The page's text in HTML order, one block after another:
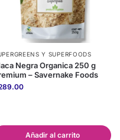
Y SUPERFOODS
Negra Organica 250 g
– Savernake Foods
Añadir al carrito